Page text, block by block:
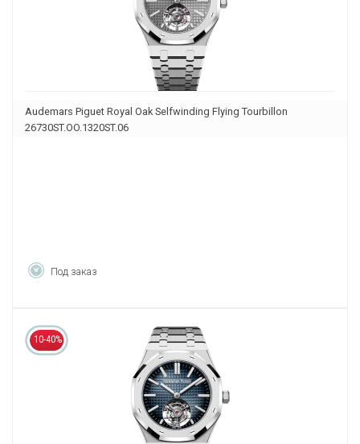
Audemars Piguet Royal Oak Selfwinding Flying Tourbillon
26730ST.OO.1320ST.06
Под заказ
10-40%